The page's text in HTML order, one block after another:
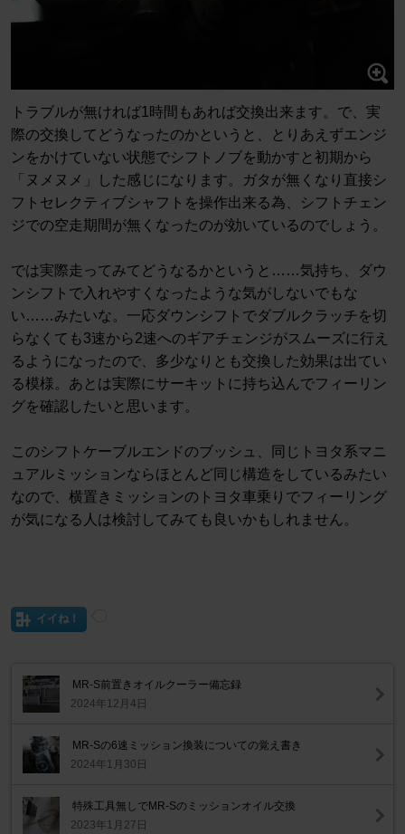
トラブルが無ければ1時間もあれば交換出来ます。で、実
際の交換してどうなったのかというと、とりあえずエンジ
ンをかけていない状態でシフトノブを動かすと初期から
「ヌメヌメ」した感じになります。ガタが無くなり直接シ
フトセレクティブシャフトを操作出来る為、シフトチェン
ジでの空走期間が無くなったのが効いているのでしょう。
では実際走ってみてどうなるかというと……気持ち、ダウ
ンシフトで入れやすくなったような気がしないでもな
い……みたいな。一応ダウンシフトでダブルクラッチを切
らなくても3速から2速へのギアチェンジがスムーズに行え
るようになったので、多少なりとも交換した効果は出てい
る模様。あとは実際にサーキットに持ち込んでフィーリン
グを確認したいと思います。
このシフトケーブルエンドのブッシュ、同じトヨタ系マニ
ュアルミッションならほとんど同じ構造をしているみたい
なので、横置きミッションのトヨタ車乗りでフィーリング
が気になる人は検討してみても良いかもしれません。
イイね！
MR-S前置きオイルクーラー備忘録
2024年12月4日
MR-Sの6速ミッション換装についての覚え書き
2024年1月30日
特殊工具無しでMR-Sのミッションオイル交換
2023年1月27日